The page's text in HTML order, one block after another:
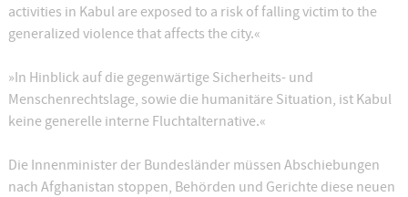
activities in Kabul are exposed to a risk of falling victim to the
generalized violence that affects the city.«
»In Hinblick auf die gegenwärtige Sicherheits- und
Menschenrechtslage, sowie die humanitäre Situation, ist Kabul
keine generelle interne Fluchtalternative.«
Die Innenminister der Bundesländer müssen Abschiebungen
nach Afghanistan stoppen, Behörden und Gerichte diese neuen